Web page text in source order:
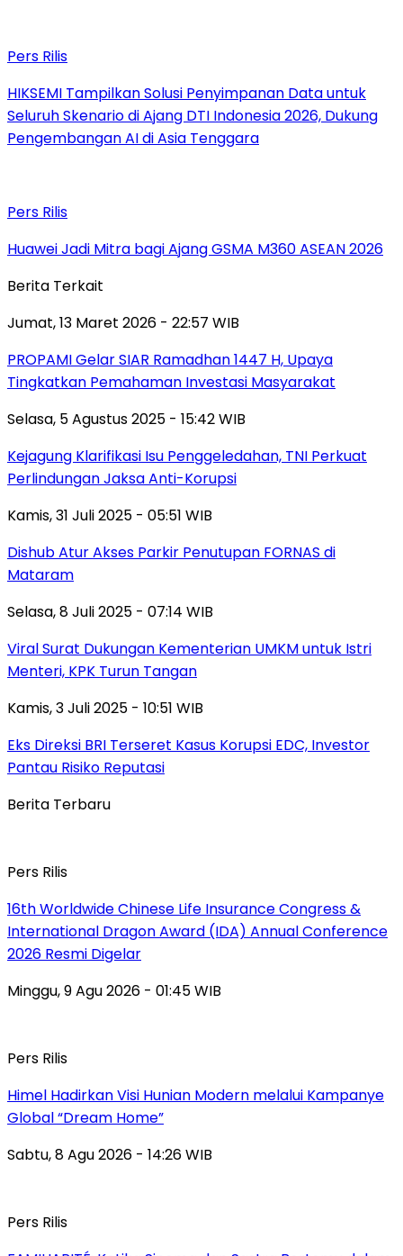
Pers Rilis
HIKSEMI Tampilkan Solusi Penyimpanan Data untuk
Seluruh Skenario di Ajang DTI Indonesia 2026, Dukung
Pengembangan AI di Asia Tenggara
Pers Rilis
Huawei Jadi Mitra bagi Ajang GSMA M360 ASEAN 2026
Berita Terkait
Jumat, 13 Maret 2026 - 22:57 WIB
PROPAMI Gelar SIAR Ramadhan 1447 H, Upaya
Tingkatkan Pemahaman Investasi Masyarakat
Selasa, 5 Agustus 2025 - 15:42 WIB
Kejagung Klarifikasi Isu Penggeledahan, TNI Perkuat
Perlindungan Jaksa Anti-Korupsi
Kamis, 31 Juli 2025 - 05:51 WIB
Dishub Atur Akses Parkir Penutupan FORNAS di
Mataram
Selasa, 8 Juli 2025 - 07:14 WIB
Viral Surat Dukungan Kementerian UMKM untuk Istri
Menteri, KPK Turun Tangan
Kamis, 3 Juli 2025 - 10:51 WIB
Eks Direksi BRI Terseret Kasus Korupsi EDC, Investor
Pantau Risiko Reputasi
Berita Terbaru
Pers Rilis
16th Worldwide Chinese Life Insurance Congress &
International Dragon Award (IDA) Annual Conference
2026 Resmi Digelar
Minggu, 9 Agu 2026 - 01:45 WIB
Pers Rilis
Himel Hadirkan Visi Hunian Modern melalui Kampanye
Global “Dream Home”
Sabtu, 8 Agu 2026 - 14:26 WIB
Pers Rilis